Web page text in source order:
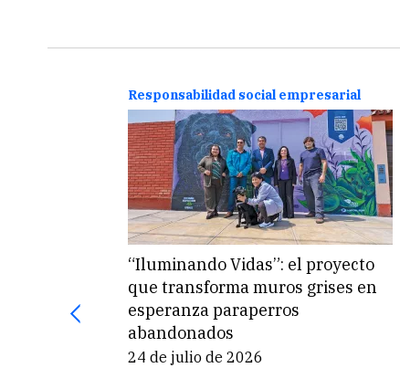
Responsabilidad social empresarial
“Iluminando Vidas”: el proyecto
que transforma muros grises en
esperanza paraperros
abandonados
24 de julio de 2026